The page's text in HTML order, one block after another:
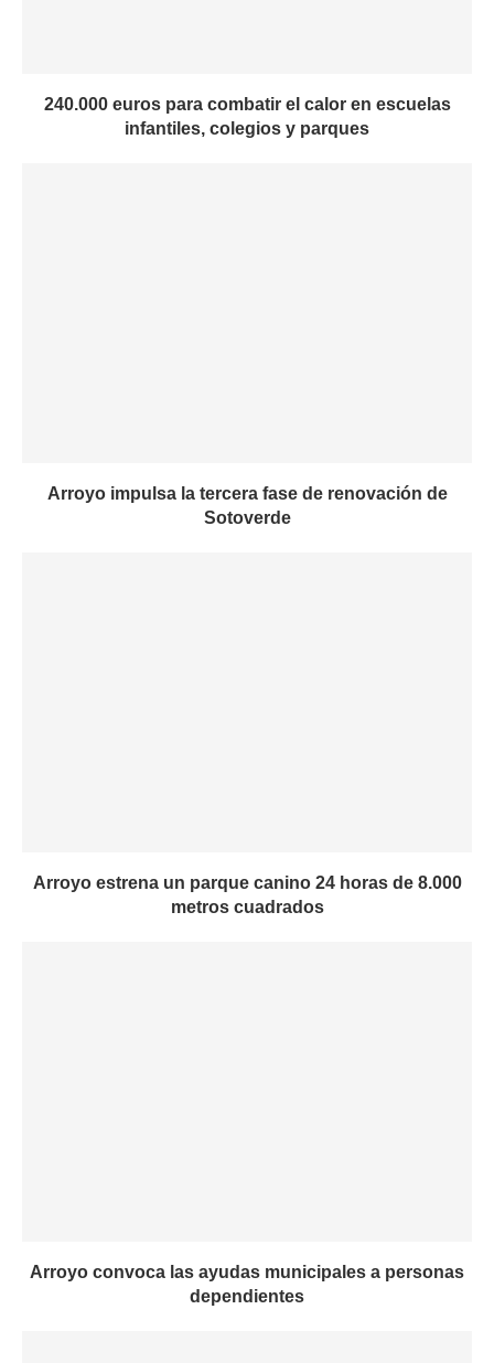
240.000 euros para combatir el calor en escuelas
infantiles, colegios y parques
Arroyo impulsa la tercera fase de renovación de
Sotoverde
Arroyo estrena un parque canino 24 horas de 8.000
metros cuadrados
Arroyo convoca las ayudas municipales a personas
dependientes